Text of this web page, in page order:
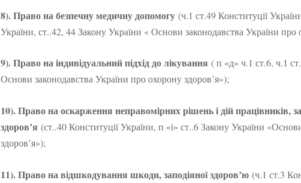
8). Право на безпечну медичну допомогу (ч.1 ст.49 Конституції
України, ст..42, 44 Закону України « Основи законодавства України про
9). Право на індивідуальний підхід до лікування ( п «д» ч.1 ст.6, ч.1
Основи законодавства України про охорону здоров’я»);
10). Право на оскарження неправомірних рішень і дій працівників,
здоров’я (ст..40 Конституції України, п «і» ст..6 Закону України
здоров’я»);
11). Право на відшкодування шкоди, заподіяної здоров’ю (ч.1 ст.3